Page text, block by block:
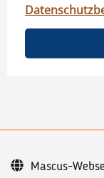
Mascus-